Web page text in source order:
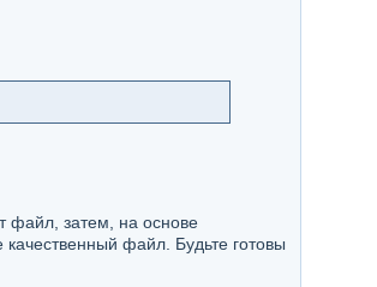
файл, затем, на основе
файл. Будьте готовы